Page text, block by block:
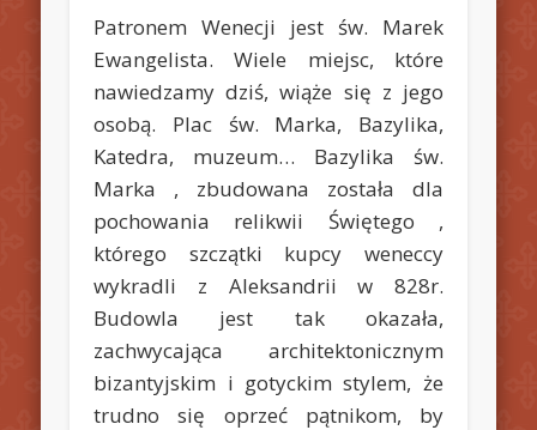
Patronem Wenecji jest św. Marek
Ewangelista. Wiele miejsc, które
nawiedzamy dziś, wiąże się z jego
osobą. Plac św. Marka, Bazylika,
Katedra, muzeum… Bazylika św.
Marka , zbudowana została dla
pochowania relikwii Świętego ,
którego szczątki kupcy weneccy
wykradli z Aleksandrii w 828r.
Budowla jest tak okazała,
zachwycająca architektonicznym
bizantyjskim i gotyckim stylem, że
trudno się oprzeć pątnikom, by